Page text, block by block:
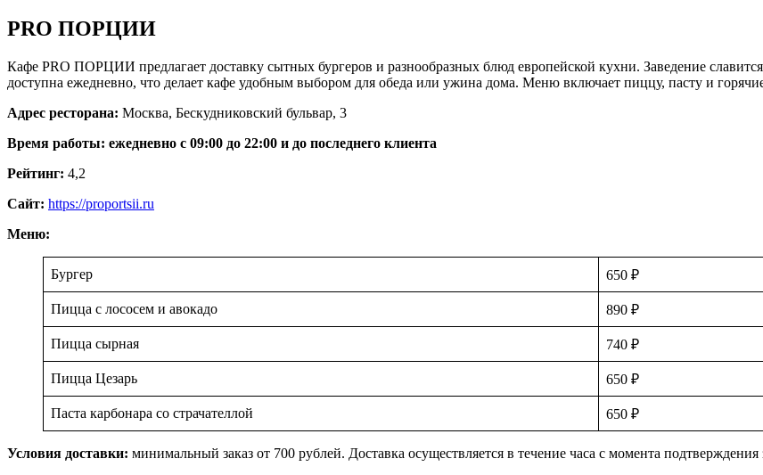
PRO ПОРЦИИ
Кафе PRO ПОРЦИИ предлагает доставку сытных бургеров и разнообразных блюд европейской кухни. Заведение
доступна ежедневно, что делает кафе удобным выбором для обеда или ужина дома. Меню включает пиццу, пасту и
Адрес ресторана: Москва, Бескудниковский бульвар, 3
Время работы: ежедневно с 09:00 до 22:00 и до последнего клиента
Рейтинг: 4,2
Сайт: https://proportsii.ru
Меню:
Бургер 650 ₽
Пицца с лососем и авокадо 890 ₽
Пицца сырная 740 ₽
Пицца Цезарь 650 ₽
Паста карбонара со страчателлой 650 ₽
Условия доставки: минимальный заказ от 700 рублей. Доставка осуществляется в течение часа с момента подтверждения